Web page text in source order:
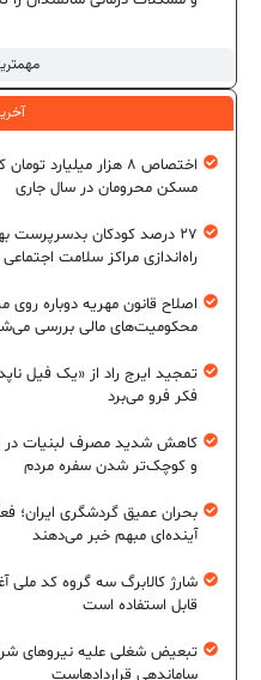
اختصاص ۸ هزار
مسکن محرومان در سال جاری
۲۷ درصد کودکان بدسرپرست
راه‌اندازی مراکز سلامت
اصلاح قانون مهریه دوباره
محکومیت‌های مالی بررسی
تمجید ایرج راد از «یک فیل
فکر فرو می‌برد
کاهش شدید مصرف لبنیات در
و کوچک‌تر شدن سفره مردم
بحران عمیق گردشگری ایران؛
آینده‌ای مبهم خبر می‌دهند
شارژ کالابرگ سه گروه کد ملی
قابل استفاده است
تبعیض شغلی علیه نیروهای
ساماندهی قراردادهاست